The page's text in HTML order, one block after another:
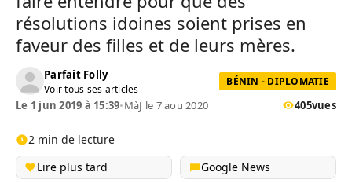
résolutions idoines soient prises en
faveur des filles et de leurs mères.
Parfait Folly
Voir tous ses articles
BÉNIN - DIPLOMATIE
Le 1 jun 2019 à 15:39•MàJ le 7 aou 2020 405vues
2 min de lecture
Lire plus tard
Google News